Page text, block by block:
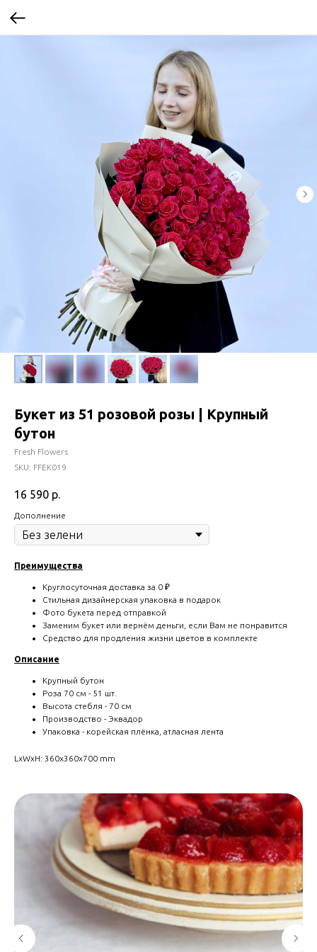
Букет из 51 розовой розы | Крупный
бутон
Fresh Flowers
SKU: FFEK019
16 590 р.
Дополнение
Преимущества
Круглосуточная доставка за 0 ₽
Стильная дизайнерская упаковка в подарок
Фото букета перед отправкой
Заменим букет или вернём деньги, если Вам не понравится
Средство для продления жизни цветов в комплекте
Описание
Крупный бутон
Роза 70 см - 51 шт.
Высота стебля - 70 см
Производство - Эквадор
Упаковка - корейская плёнка, атласная лента
LxWxH: 360x360x700 mm